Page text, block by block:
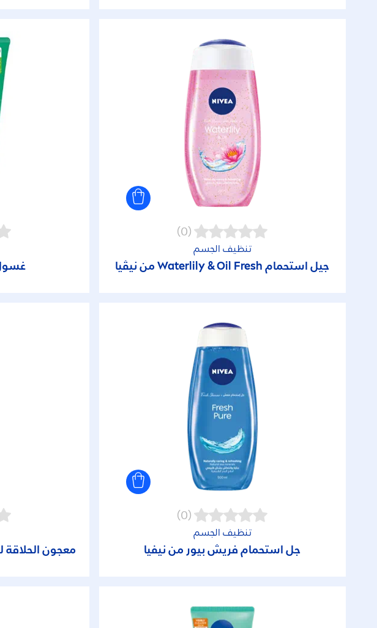
(0)
تنظيف الجسم
جيل استحمام Waterlily & Oil Fresh من نيڤيا غسول
(0)
تنظيف الجسم
جل استحمام فريش بيور من نيفيا معجون الحلاقة